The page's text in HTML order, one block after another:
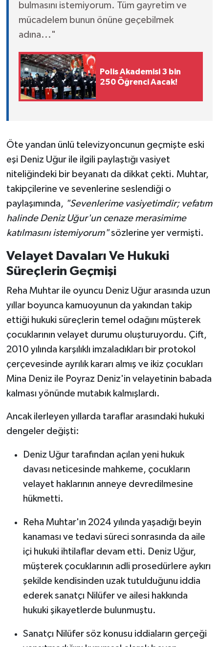
bulmasını istemiyorum. Tüm gayretim ve
mücadelem bunun önüne geçebilmek
adına..."
Polis Akademisi 3 bin
250 Öğrenci Aacak!
Öte yandan ünlü televizyoncunun geçmişte eski
eşi Deniz Uğur ile ilgili paylaştığı vasiyet
niteliğindeki bir beyanatı da dikkat çekti. Muhtar,
takipçilerine ve sevenlerine seslendiği o
paylaşımında, "Sevenlerime vasiyetimdir; vefatım
halinde Deniz Uğur'un cenaze merasimime
katılmasını istemiyorum"sözlerine yer vermişti.
Velayet Davaları Ve Hukuki
Süreçlerin Geçmişi
Reha Muhtar ile oyuncu Deniz Uğur arasında uzun
yıllar boyunca kamuoyunun da yakından takip
ettiği hukuki süreçlerin temel odağını müşterek
çocuklarının velayet durumu oluşturuyordu. Çift,
2010 yılında karşılıklı imzaladıkları bir protokol
çerçevesinde ayrılık kararı almış ve ikiz çocukları
Mina Deniz ile Poyraz Deniz'in velayetinin babada
kalması yönünde mutabık kalmışlardı.
Ancak ilerleyen yıllarda taraflar arasındaki hukuki
dengeler değişti:
Deniz Uğur tarafından açılan yeni hukuk
davası neticesinde mahkeme, çocukların
velayet haklarının anneye devredilmesine
hükmetti.
Reha Muhtar'ın 2024 yılında yaşadığı beyin
kanaması ve tedavi süreci sonrasında da aile
içi hukuki ihtilaflar devam etti. Deniz Uğur,
müşterek çocuklarının adli prosedürlere aykırı
şekilde kendisinden uzak tutulduğunu iddia
ederek sanatçı Nilüfer ve ailesi hakkında
hukuki şikayetlerde bulunmuştu.
Sanatçı Nilüfer söz konusu iddiaların gerçeği